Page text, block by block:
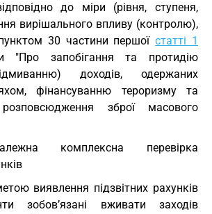
до міри (рівня, ступеня,
вирішального впливу (контролю),
30 частини першоїстатті 1
"Про запобігання та протидію
доходів, одержаних
фінансуванню тероризму та
зброї масового
комплексна перевірка
виявлення підзвітних рахунків
зобов’язані вживати заходів